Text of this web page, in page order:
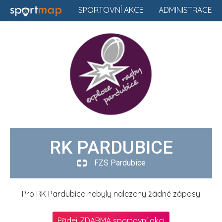
ADMINISTRACE
SPORTOVNÍ AKCE
RK PARDUBICE
FZS Pardubice
Pro RK Pardubice nebyly nalezeny žádné zápasy